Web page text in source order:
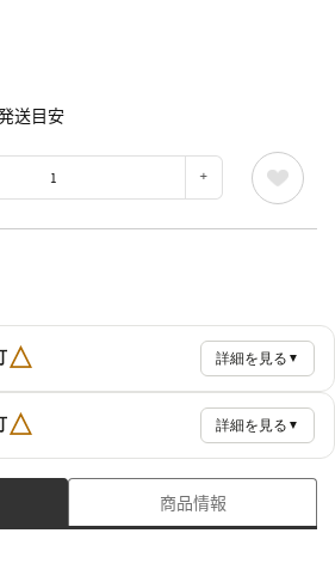
送目安
△ 詳細を見る ▼
△ 詳細を見る ▼
商品情報